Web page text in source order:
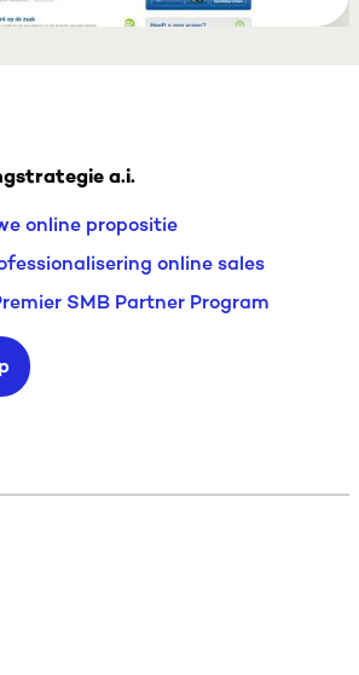
a.i.
online propositie
online sales
SMB Partner Program